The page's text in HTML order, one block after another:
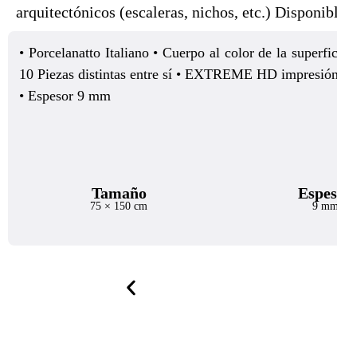
arquitectónicos (escaleras, nichos, etc.)
• Porcelanatto Italiano • Cuerpo al color de la
10 Piezas distintas entre sí • EXTREME HD
• Espesor 9 mm
Tamaño
75 × 150 cm 9